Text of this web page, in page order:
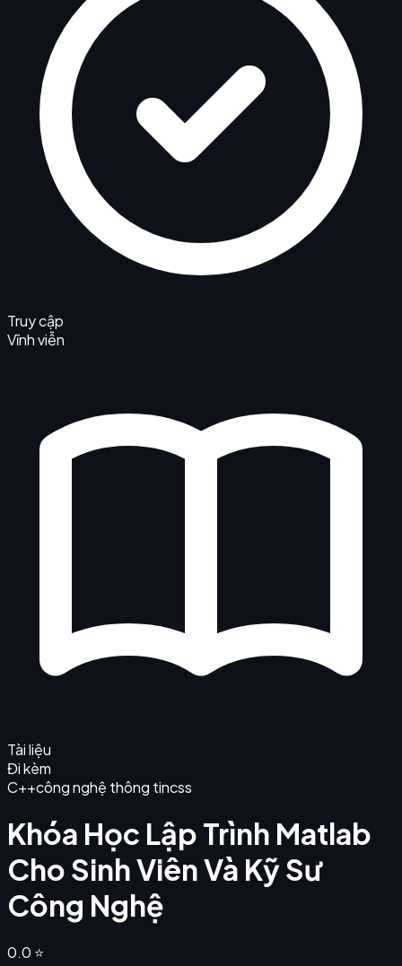
Truy cập
Vĩnh viễn
Tài liệu
Đi kèm
C++công nghệ thông tincss
Khóa Học Lập Trình Matlab
Cho Sinh Viên Và Kỹ Sư
Công Nghệ
0.0 ⭐